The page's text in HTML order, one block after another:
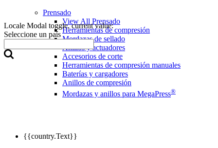
Locale Modal toggle, current value:
Seleccione un país
{{country.Text}}
Prensado
View All Prensado
Herramientas de compresión
Mordazas de sellado
Anillos y actuadores
Accesorios de corte
Herramientas de compresión manuales
Baterías y cargadores
Anillos de compresión
Mordazas y anillos para MegaPress®